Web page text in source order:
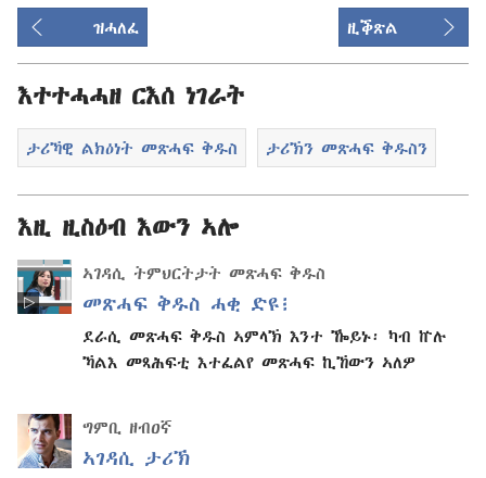
ዝሓለፈ ዚቕጽል
እተተሓሓዘ ርእሰ ነገራት
ታሪኻዊ ልክዕነት መጽሓፍ ቅዱስ ታሪኽን መጽሓፍ ቅዱስን
እዚ ዚስዕብ እውን ኣሎ
ኣገዳሲ ትምህርትታት መጽሓፍ ቅዱስ
መጽሓፍ ቅዱስ ሓቂ ድዩ፧
ደራሲ መጽሓፍ ቅዱስ ኣምላኽ እንተ ዀይኑ፡ ካብ ኵሉ
ኻልእ መጻሕፍቲ እተፈልየ መጽሓፍ ኪኸውን ኣለዎ
ግምቢ ዘብዐኛ
ኣገዳሲ ታሪኽ